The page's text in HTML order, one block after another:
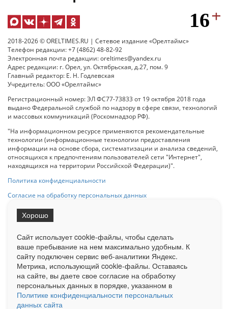
2018-2026 © ORELTIMES.RU | Сетевое издание «Орелтаймс»
Телефон редакции: +7 (4862) 48-82-92
Электронная почта редакции: oreltimes@yandex.ru
Адрес редакции: г. Орел, ул. Октябрьская, д.27, пом. 9
Главный редактор: Е. Н. Годлевская
Учредитель: ООО «Орелтаймс»
Регистрационный номер: ЭЛ ФС77-73833 от 19 октября 2018 года
выдано Федеральной службой по надзору в сфере связи, технологий
и массовых коммуникаций (Роскомнадзор РФ).
"На информационном ресурсе применяются рекомендательные
технологии (информационные технологии предоставления
информации на основе сбора, систематизации и анализа сведений,
относящихся к предпочтениям пользователей сети "Интернет",
находящихся на территории Российской Федерации)".
Политика конфиденциальности
Согласие на обработку персональных данных
При использовании любого материала с данного сайта гипер-ссылка
на Сетевое издание «ОрелТаймс» обязательна.
Ограниченная статистика посещаемости доступна на сайте
Liveinternet.ru . Подробная статистика для рекламодателей по запросу
у менеджера.
Реклама Документы О нас Контакты
Сайт использует cookie-файлы, чтобы сделать
ваше пребывание на нем максимально удобным. К
cайту подключен сервис веб-аналитики Яндекс.
Метрика, использующий cookie-файлы. Оставаясь
на сайте, вы даете свое согласие на обработку
персональных данных в порядке, указанном в
Политике конфиденциальности персональных
данных сайта
Хорошо